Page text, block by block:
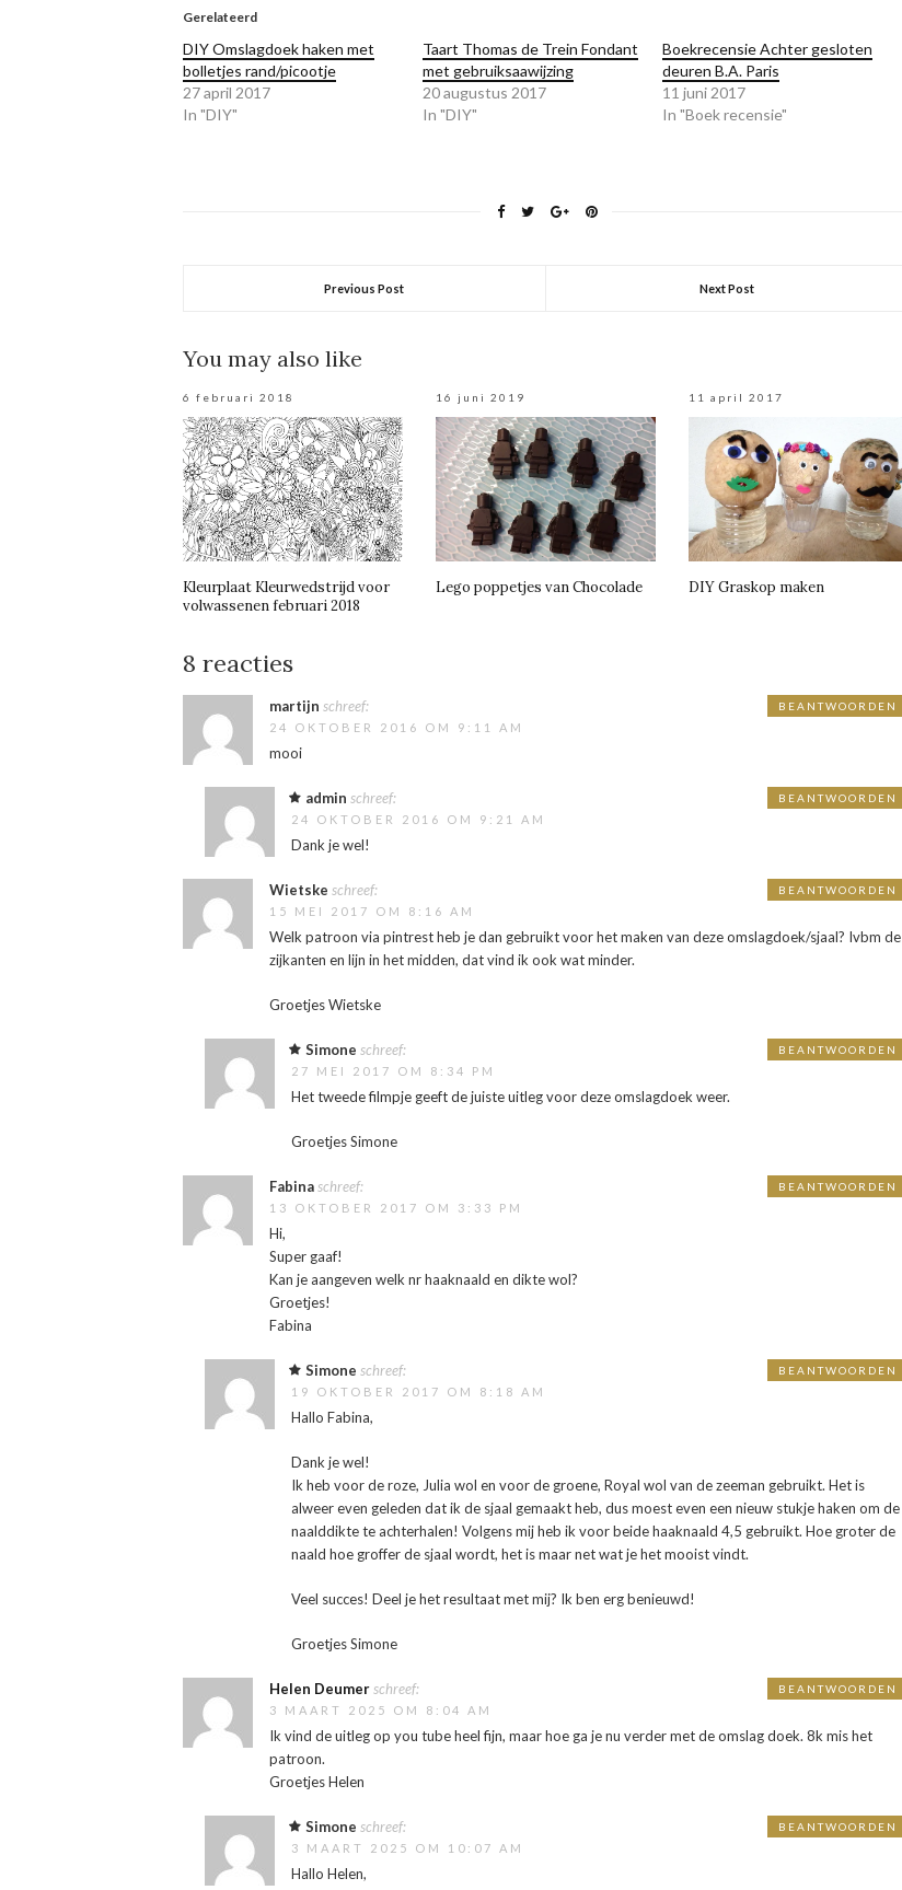
(Wordt
een
nieuw
venster
geopend)
(Wordt
een
nieuw
venster
geopend)
een
nieuw
venster
geopend)
Gerelateerd
DIY Omslagdoek haken met
bolletjes rand/picootje
27 april 2017
In "DIY"
Taart Thomas de Trein Fondant
met gebruiksaawijzing
20 augustus 2017
In "DIY"
Boekrecensie Achter gesloten
deuren B.A. Paris
11 juni 2017
In "Boek recensie"
Previous Post Next Post
You may also like
6 februari 2018
Kleurplaat Kleurwedstrijd voor
volwassenen februari 2018
16 juni 2019
Lego poppetjes van Chocolade
11 april 2017
DIY Graskop maken
8 reacties
martijn schreef:
24 OKTOBER 2016 OM 9:11 AM
mooi
BEANTWOORDEN
admin schreef:
24 OKTOBER 2016 OM 9:21 AM
Dank je wel!
BEANTWOORDEN
Wietske schreef:
15 MEI 2017 OM 8:16 AM
Welk patroon via pintrest heb je dan gebruikt voor het maken van deze omslagdoek/sjaal? Ivbm de
zijkanten en lijn in het midden, dat vind ik ook wat minder.
Groetjes Wietske
BEANTWOORDEN
Simone schreef:
27 MEI 2017 OM 8:34 PM
Het tweede filmpje geeft de juiste uitleg voor deze omslagdoek weer.
Groetjes Simone
BEANTWOORDEN
Fabinaschreef:
13 OKTOBER 2017 OM 3:33 PM
Hi,
Super gaaf!
Kan je aangeven welk nr haaknaald en dikte wol?
Groetjes!
Fabina
BEANTWOORDEN
Simone schreef:
19 OKTOBER 2017 OM 8:18 AM
Hallo Fabina,
Dank je wel!
Ik heb voor de roze, Julia wol en voor de groene, Royal wol van de zeeman gebruikt. Het is
alweer even geleden dat ik de sjaal gemaakt heb, dus moest even een nieuw stukje haken om de
naalddikte te achterhalen! Volgens mij heb ik voor beide haaknaald 4,5 gebruikt. Hoe groter de
naald hoe groffer de sjaal wordt, het is maar net wat je het mooist vindt.
Veel succes! Deel je het resultaat met mij? Ik ben erg benieuwd!
Groetjes Simone
BEANTWOORDEN
Helen Deumerschreef:
3 MAART 2025 OM 8:04 AM
Ik vind de uitleg op you tube heel fijn, maar hoe ga je nu verder met de omslag doek. 8k mis het
patroon.
Groetjes Helen
BEANTWOORDEN
Simone schreef:
3 MAART 2025 OM 10:07 AM
Hallo Helen,
BEANTWOORDEN